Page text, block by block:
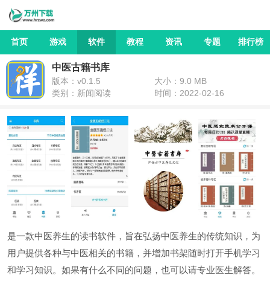
首页 游戏 软件 教程 资讯 专题 排行榜
中医古籍书库
版本：v0.1.5
大小：9.0 MB
类别：新闻阅读
时间：2022-02-16
是一款中医养生的读书软件，旨在弘扬中医养生的传统知识，为
用户提供各种与中医相关的书籍，并增加书架随时打开手机学习
和学习知识。如果有什么不同的问题，也可以请专业医生解答。